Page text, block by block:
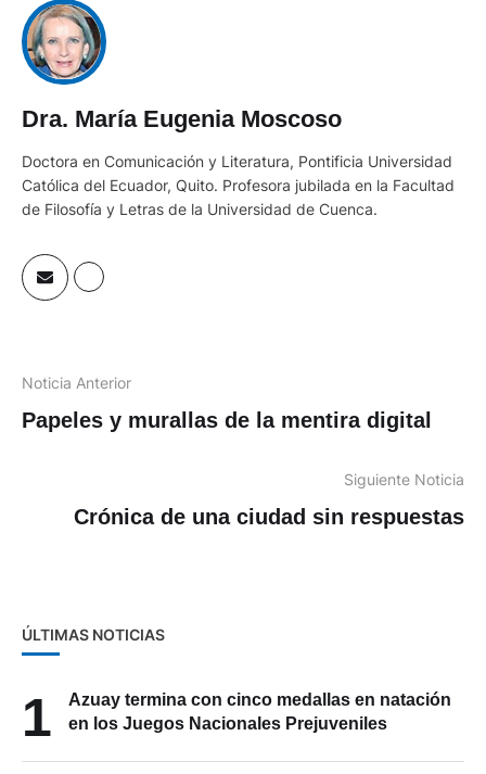
Dra. María Eugenia Moscoso
Doctora en Comunicación y Literatura, Pontificia Universidad
Católica del Ecuador, Quito. Profesora jubilada en la Facultad
de Filosofía y Letras de la Universidad de Cuenca.
Noticia Anterior
Papeles y murallas de la mentira digital
Siguiente Noticia
Crónica de una ciudad sin respuestas
ÚLTIMAS NOTICIAS
1
Azuay termina con cinco medallas en natación
en los Juegos Nacionales Prejuveniles